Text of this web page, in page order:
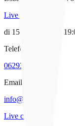
Live chat
di 15:00-17:00, do
Telefoon
0629338064
Email
info@qpido.nl
Live chat